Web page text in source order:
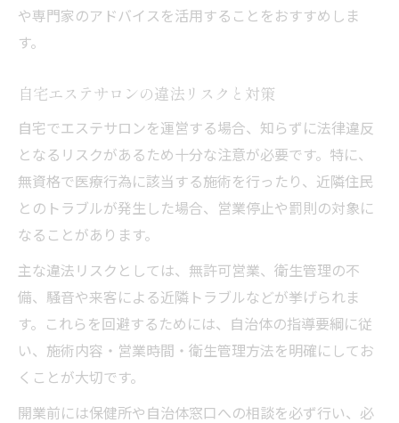
や専門家のアドバイスを活用することをおすすめしま
す。
自宅エステサロンの違法リスクと対策
自宅でエステサロンを運営する場合、知らずに法律違反
となるリスクがあるため十分な注意が必要です。特に、
無資格で医療行為に該当する施術を行ったり、近隣住民
とのトラブルが発生した場合、営業停止や罰則の対象に
なることがあります。
主な違法リスクとしては、無許可営業、衛生管理の不
備、騒音や来客による近隣トラブルなどが挙げられま
す。これらを回避するためには、自治体の指導要綱に従
い、施術内容・営業時間・衛生管理方法を明確にしてお
くことが大切です。
開業前には保健所や自治体窓口への相談を必ず行い、必